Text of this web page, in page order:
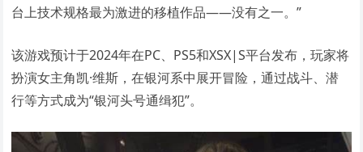
台上技术规格最为激进的移植作品——没有之一。”
该游戏预计于2024年在PC、PS5和XSX|S平台发布，玩家将
扮演女主角凯·维斯，在银河系中展开冒险，通过战斗、潜
行等方式成为“银河头号通缉犯”。